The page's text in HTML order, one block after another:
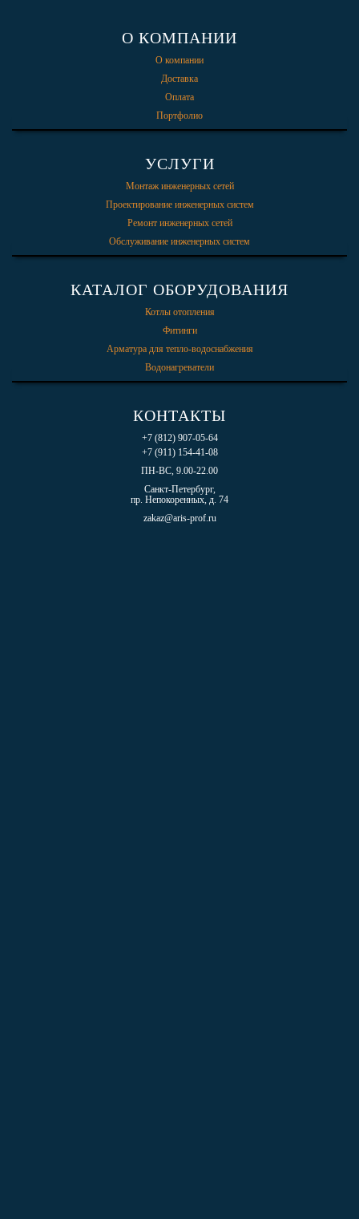
О КОМПАНИИ
О компании
Доставка
Оплата
Портфолио
УСЛУГИ
Монтаж инженерных сетей
Проектирование инженерных систем
Ремонт инженерных сетей
Обслуживание инженерных систем
КАТАЛОГ ОБОРУДОВАНИЯ
Котлы отопления
Фитинги
Арматура для тепло-водоснабжения
Водонагреватели
КОНТАКТЫ
+7 (812) 907-05-64
+7 (911) 154-41-08
ПН-ВС, 9.00-22.00
Санкт-Петербург,
пр. Непокоренных, д. 74
zakaz@aris-prof.ru